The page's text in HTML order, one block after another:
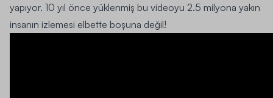
yapıyor. 10 yıl önce yüklenmiş bu videoyu 2.5 milyona yakın
insanın izlemesi elbette boşuna değil!